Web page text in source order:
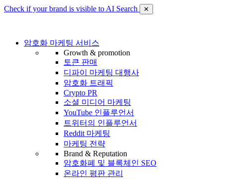
Check if your brand is visible to AI Search ✕
암호화 마케팅 서비스
Growth & promotion
토큰 판매
디파이 마케팅 대행사
암호화 트래픽
Crypto PR
소셜 미디어 마케팅
YouTube 인플루언서
트위터의 인플루언서
Reddit 마케팅
마케팅 전략
Brand & Reputation
암호화폐 및 블록체인 SEO
온라인 평판 관리